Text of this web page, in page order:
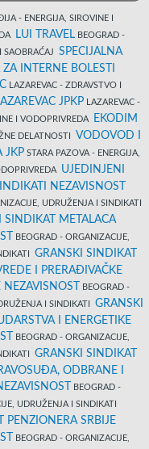
- ENERGIJA, SIROVINE I
LUI TRAVELBEOGRAD -
SAOBRAĆAJ SPECIJALNA
INTERNE BOLESTI
LAZAREVAC - ZDRAVSTVO I
JPKP LAZAREVAC -
I VODOPRIVREDA
EKODIM
DELATNOSTI
VODOVOD I
JKPSTARA PAZOVA - ENERGIJA,
UJEDINJENI
NEZAVISNOST
UDRUŽENJA I SINDIKATI
SINDIKAT METALACA
BEOGRAD - ORGANIZACIJE,
GRANSKI SINDIKAT
I PRERAĐIVAČKE
BEOGRAD -
I SINDIKATI GRANSKI
I ENERGETIKE
BEOGRAD - ORGANIZACIJE,
GRANSKI SINDIKAT
ODBRANE I
BEOGRAD -
UDRUŽENJA I SINDIKATI
PENZIONERA SRBIJE
BEOGRAD - ORGANIZACIJE,